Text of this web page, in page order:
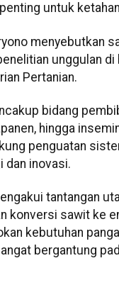
untuk
menyebutkan
unggulan di
Pertanian.
bidang
hingga
penguatan
dan inovasi.
tantangan
konversi sawit ke
kebutuhan
bergantung